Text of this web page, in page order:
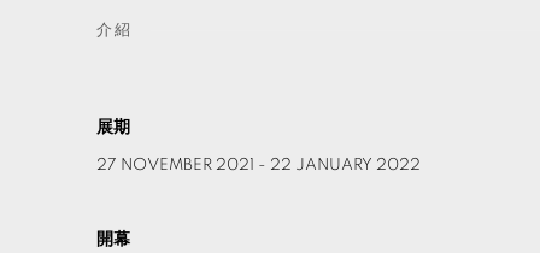
介紹
展期
27 NOVEMBER 2021 - 22 JANUARY 2022
開幕